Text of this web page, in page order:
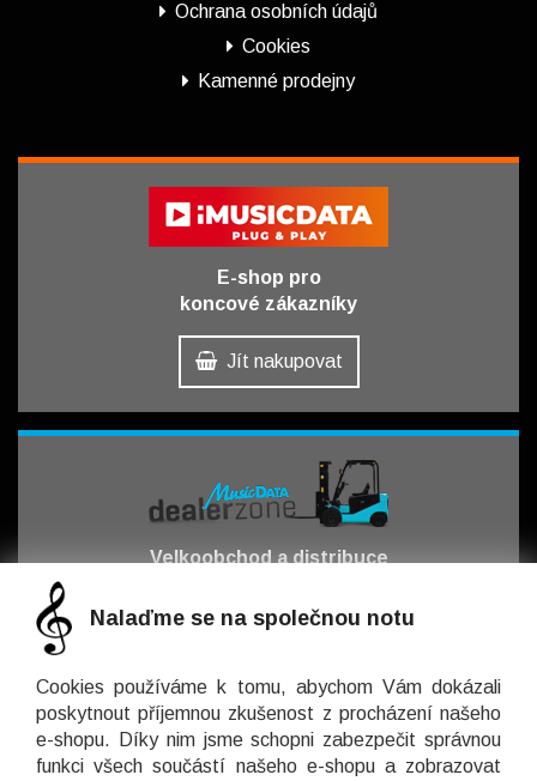
Ochrana osobních údajů
Cookies
Kamenné prodejny
E-shop pro
koncové zákazníky
Jít nakupovat
Velkoobchod a distribuce
Nalaďme se na společnou notu
Cookies používáme k tomu, abychom Vám dokázali
poskytnout příjemnou zkušenost z procházení našeho
e-shopu. Díky nim jsme schopni zabezpečit správnou
funkci všech součástí našeho e-shopu a zobrazovat